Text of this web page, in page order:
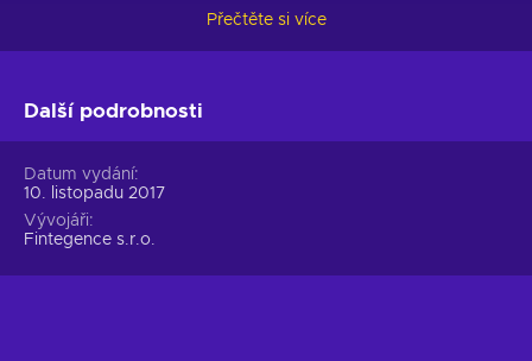
Introduce loved ones to Ethereum’s world.
Set up an Ethereum-compatible wallet.
Input your ETH voucher code.
Provide your email for confirmation.
Choose Ethereum (ETH).
Přečtěte si více
Další podrobnosti
Datum vydání
10. listopadu 2017
Vývojáři
Fintegence s.r.o.